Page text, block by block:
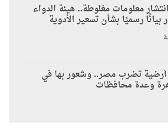
معلومات مغلوطة.. هيئة الدواء
رسميًا بشأن تسعير الأدوية
تضرب مصر.. وشعور بها في
وعدة محافظات